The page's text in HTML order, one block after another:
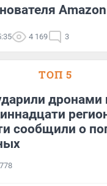
Amazon
4 169 3
ТОП 5
дронами
сообщили о